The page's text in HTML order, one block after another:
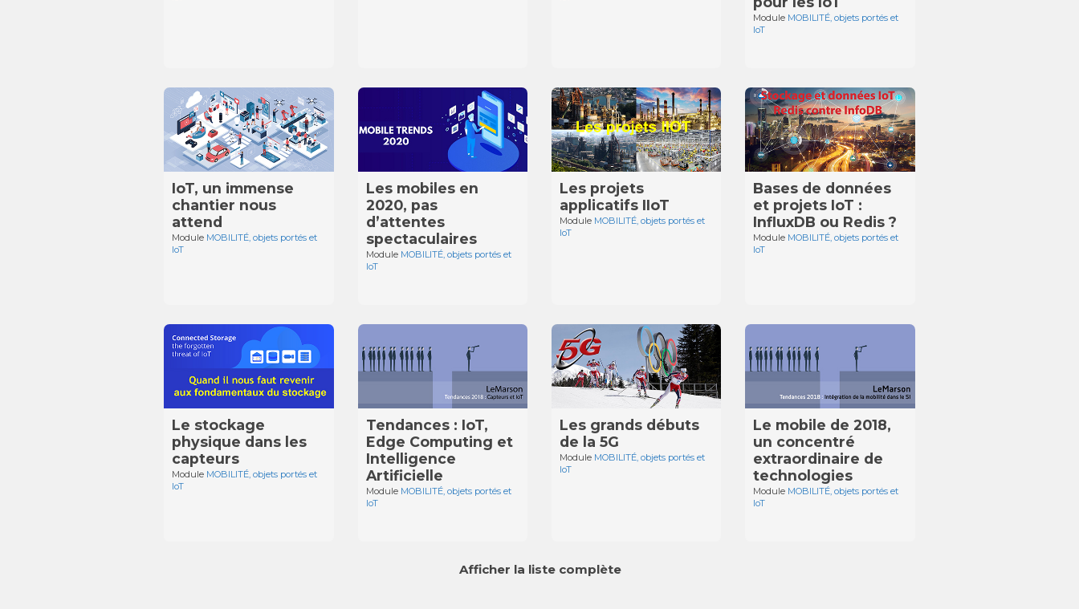
Module MOBILITÉ, objets portés et
IoT
IoT, un immense
chantier nous
attend
Module MOBILITÉ, objets portés et
IoT
Les mobiles en
2020, pas
d’attentes
spectaculaires
Module MOBILITÉ, objets portés et
IoT
Les projets
applicatifs IIoT
Module MOBILITÉ, objets portés et
IoT
Bases de données
et projets IoT :
InfluxDB ou Redis ?
Module MOBILITÉ, objets portés et
IoT
Le stockage
physique dans les
capteurs
Module MOBILITÉ, objets portés et
IoT
Tendances : IoT,
Edge Computing et
Intelligence
Artificielle
Module MOBILITÉ, objets portés et
IoT
Les grands débuts
de la 5G
Module MOBILITÉ, objets portés et
IoT
Le mobile de 2018,
un concentré
extraordinaire de
technologies
Module MOBILITÉ, objets portés et
IoT
Afficher la liste complète